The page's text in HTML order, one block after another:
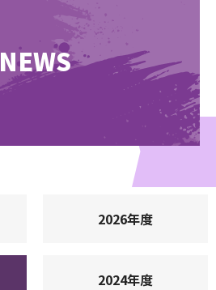
NEWS
2026年度
2024年度